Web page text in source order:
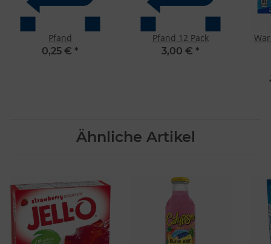
Pfand
0,25 € *
Pfand 12 Pack
3,00 € *
Ähnliche Artikel